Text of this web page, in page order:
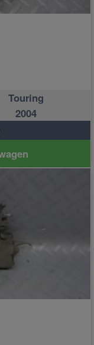
Touring
2004